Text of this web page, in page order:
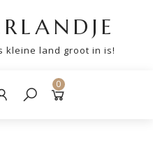
kleine land groot in is!
0